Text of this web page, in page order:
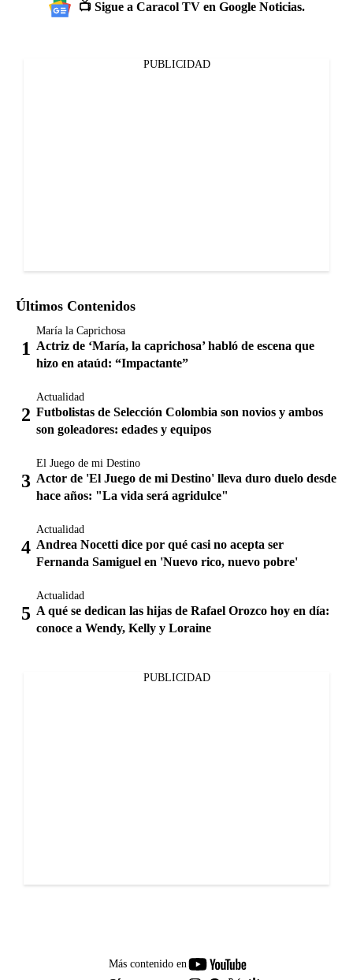
📺 Sigue a Caracol TV en Google Noticias.
PUBLICIDAD
Últimos Contenidos
María la Caprichosa
Actriz de ‘María, la caprichosa’ habló de escena que
hizo en ataúd: “Impactante”
Actualidad
Futbolistas de Selección Colombia son novios y ambos
son goleadores: edades y equipos
El Juego de mi Destino
Actor de 'El Juego de mi Destino' lleva duro duelo desde
hace años: "La vida será agridulce"
Actualidad
Andrea Nocetti dice por qué casi no acepta ser
Fernanda Samiguel en 'Nuevo rico, nuevo pobre'
Actualidad
A qué se dedican las hijas de Rafael Orozco hoy en día:
conoce a Wendy, Kelly y Loraine
PUBLICIDAD
Más contenido en
youtube-